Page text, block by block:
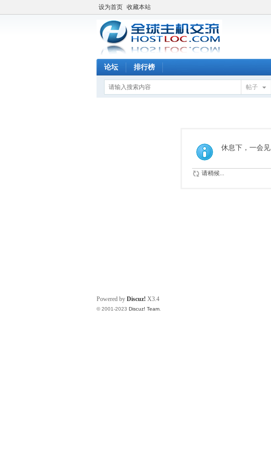
设为首页 收藏本站
论坛 排行榜
帖子
休息下，一会见
请稍候...
Powered by Discuz! X3.4
© 2001-2023 Discuz! Team